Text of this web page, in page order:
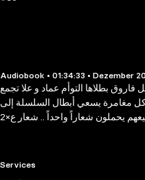
Audiobook • 01:34:33 • Dezember
فاروق بطلاها التوأم عماد و علا تجمع
كل مغامرة يسعي أبطال السلسلة إلى
يحملون شعاراً واحداً .. شعار ع×2
RTL+ useful links.
Services